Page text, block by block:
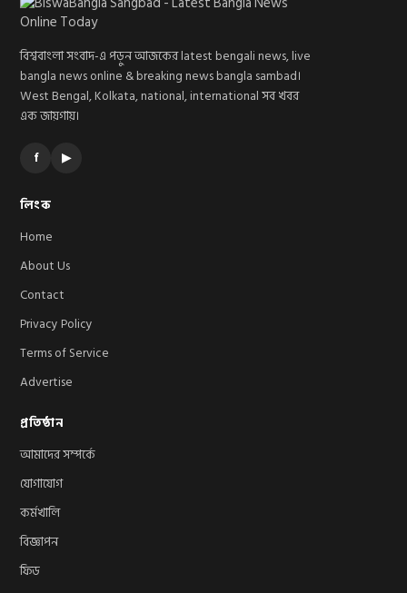
বিশ্ববাংলা সংবাদ-এ পড়ুন আজকের latest bengali news, live
bangla news online & breaking news bangla sambad।
West Bengal, Kolkata, national, international সব খবর
এক জায়গায়।
f ▶
লিংক
Home
About Us
Contact
Privacy Policy
Terms of Service
Advertise
প্রতিষ্ঠান
আমাদের সম্পর্কে
যোগাযোগ
কর্মখালি
বিজ্ঞাপন
ফিড